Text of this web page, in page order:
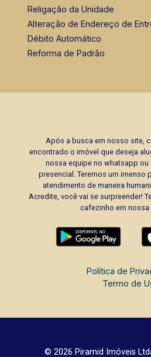
Religação da Unidade
Alteração de Endereço de
Débito Automático
Reforma de Padrão
Após a busca em nosso site,
encontrado o imóvel que deseja
nossa equipe no whatsapp ou
presencial. Teremos um imenso
atendimento de maneira
Acredite, você vai se surpreender!
cafezinho em nossa
Política de
Termo de
© 2026 Piramid Imóveis